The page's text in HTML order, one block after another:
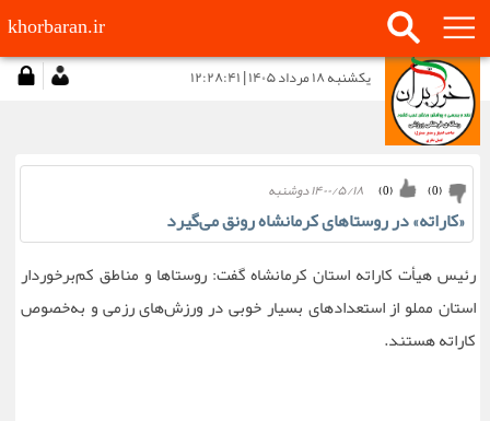
khorbaran.ir
يكشنبه ۱۸ مرداد ۱۴۰۵ | ۱۲:۲۸:۴۱
۱۴۰۰/۵/۱۸ دوشنبه (
0
) (
0
)
«کاراته» در روستاهای کرمانشاه رونق می‌گیرد
رئیس هیأت کاراته استان کرمانشاه گفت: روستاها و مناطق کم‌برخوردار
استان مملو از استعدادهای بسیار خوبی در ورزش‌های رزمی و به‌خصوص
کاراته هستند.